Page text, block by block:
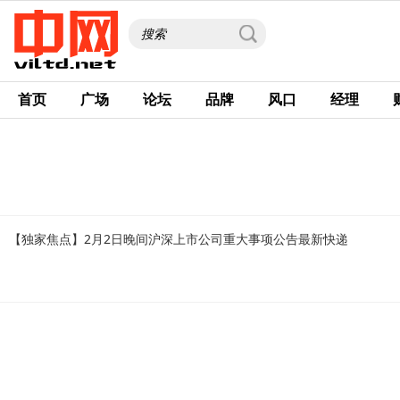
首页 广场 论坛 品牌 风口 经理
【独家焦点】2月2日晚间沪深上市公司重大事项公告最新快递